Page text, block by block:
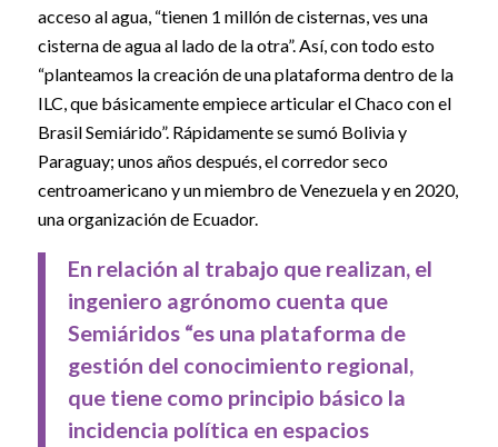
acceso al agua, “tienen 1 millón de cisternas, ves una
cisterna de agua al lado de la otra”. Así, con todo esto
“planteamos la creación de una plataforma dentro de la
ILC, que básicamente empiece articular el Chaco con el
Brasil Semiárido”. Rápidamente se sumó Bolivia y
Paraguay; unos años después, el corredor seco
centroamericano y un miembro de Venezuela y en 2020,
una organización de Ecuador.
En relación al trabajo que realizan, el
ingeniero agrónomo cuenta que
Semiáridos “es una plataforma de
gestión del conocimiento regional,
que tiene como principio básico la
incidencia política en espacios